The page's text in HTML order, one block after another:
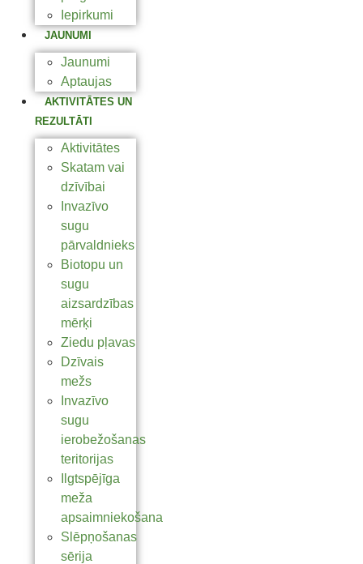
Iepirkumi
JAUNUMI
Jaunumi
Aptaujas
AKTIVITĀTES UN
REZULTĀTI
Aktivitātes
Skatam vai
dzīvībai
Invazīvo
sugu
pārvaldnieks
Biotopu un
sugu
aizsardzības
mērķi
Ziedu pļavas
Dzīvais
mežs
Invazīvo
sugu
ierobežošanas
teritorijas
Ilgtspējīga
meža
apsaimniekošana
Slēpņošanas
sērija